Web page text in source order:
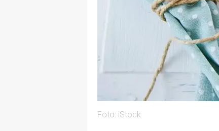
Foto: iStock